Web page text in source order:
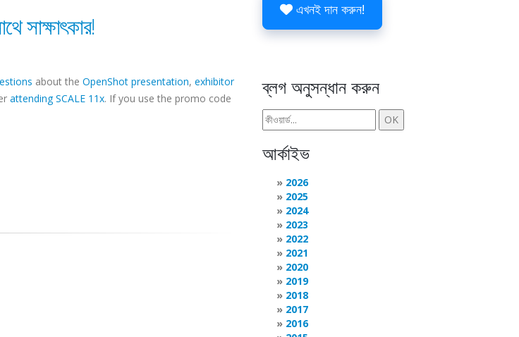
about the OpenShot presentation, exhibitor
attending SCALE 11x. If you use the promo code
এখনই দান করুন!
ব্লগ অনুসন্ধান করুন
আর্কাইভ
2026
2025
2024
2023
2022
2021
2020
2019
2018
2017
2016